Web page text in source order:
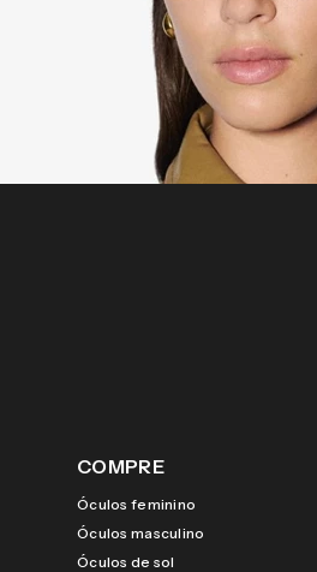
COMPRE
Óculos feminino
Óculos masculino
Óculos de sol